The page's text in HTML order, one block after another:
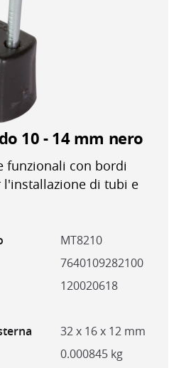
10 - 14 mm nero
funzionali con bordi
di tubi e
MT8210
7640109282100
120020618
32 x 16 x 12 mm
0.000845 kg